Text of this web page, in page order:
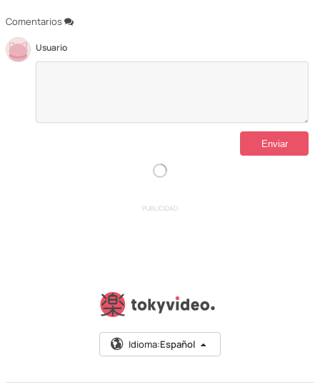
Comentarios
Usuario
PUBLICIDAD
Idioma:Español